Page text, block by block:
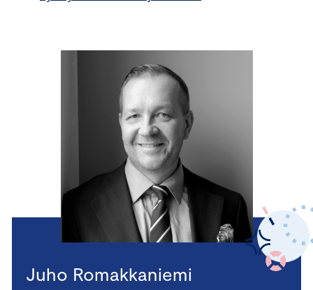
Juho Romakkaniemi